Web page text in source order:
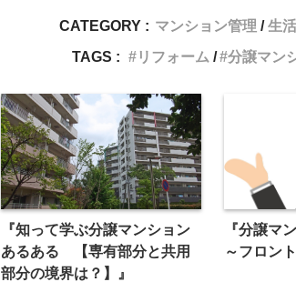
CATEGORY : マンション管理 生
TAGS :
リフォーム 分譲マン
『知って学ぶ分譲マンション
あるある 【専有部分と共用
部分の境界は？】』
『分譲マ
～フロン